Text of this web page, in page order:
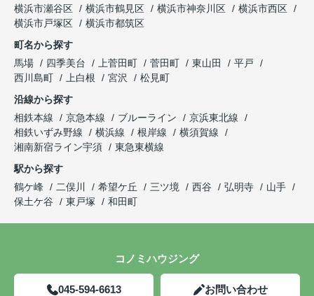
横浜市瀬谷区
横浜市鶴見区 横浜市神奈川区
横浜市西区
横浜市戸塚区
横浜市都筑区
町名から探す
馬場
四季美台 上菅田町 菅田町 東山田
平戸
西川島町
上白根 宮沢
松見町
沿線から探す
相鉄本線
京急本線 ブルーライン
京浜東北線
相鉄いずみ野線
横浜線 根岸線
横須賀線
湘南新宿ライン宇須
東急東横線
駅から探す
鶴ケ峰
二俣川 希望ケ丘 三ツ境 西谷 弘明寺
山手
保土ケ谷
東戸塚 和田町
コノミハウジング
045-594-6613 お問い合わせ